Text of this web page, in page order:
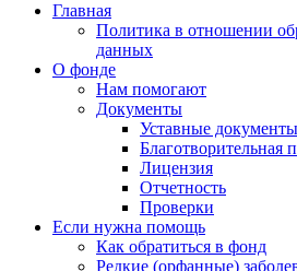
Главная
Политика в отношении
данных
О фонде
Нам помогают
Документы
Уставные документы
Благотворительная
Лицензия
Отчетность
Проверки
Если нужна помощь
Как обратиться в фонд
Редкие (орфанные)